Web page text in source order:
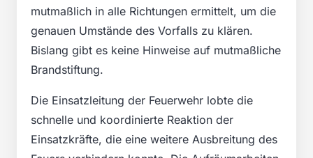
mutmaßlich in alle Richtungen ermittelt, um die
genauen Umstände des Vorfalls zu klären.
Bislang gibt es keine Hinweise auf mutmaßliche
Brandstiftung.
Die Einsatzleitung der Feuerwehr lobte die
schnelle und koordinierte Reaktion der
Einsatzkräfte, die eine weitere Ausbreitung des